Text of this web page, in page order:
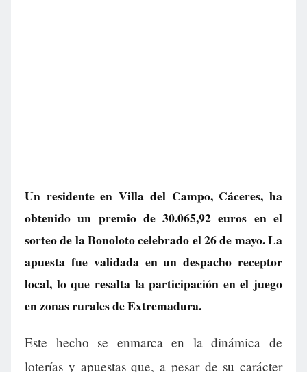
Un residente en Villa del Campo, Cáceres, ha
obtenido un premio de 30.065,92 euros en el
sorteo de la Bonoloto celebrado el 26 de mayo. La
apuesta fue validada en un despacho receptor
local, lo que resalta la participación en el juego
en zonas rurales de Extremadura.
Este hecho se enmarca en la dinámica de
loterías y apuestas que, a pesar de su carácter